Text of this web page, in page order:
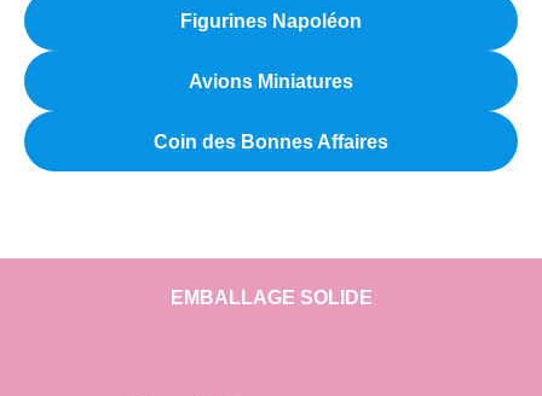
Figurines Napoléon
Avions Miniatures
Coin des Bonnes Affaires
EMBALLAGE SOLIDE